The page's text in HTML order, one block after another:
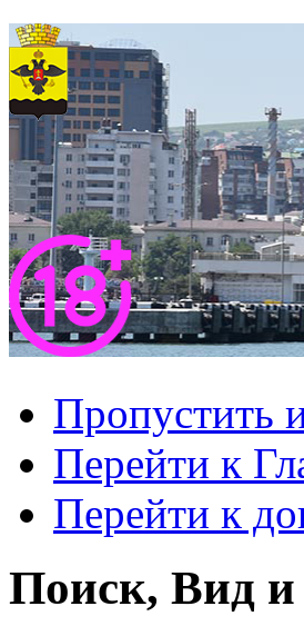
Пропустить
Перейти к
Перейти к
Поиск, Вид